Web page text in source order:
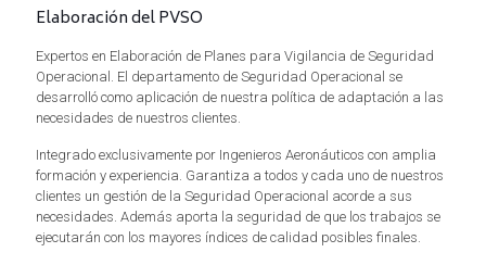
Elaboración del PVSO
Expertos en Elaboración de Planes para Vigilancia de Seguridad
Operacional. El departamento de Seguridad Operacional se
desarrolló como aplicación de nuestra política de adaptación a las
necesidades de nuestros clientes.
Integrado exclusivamente por Ingenieros Aeronáuticos con amplia
formación y experiencia. Garantiza a todos y cada uno de nuestros
clientes un gestión de la Seguridad Operacional acorde a sus
necesidades. Además aporta la seguridad de que los trabajos se
ejecutarán con los mayores índices de calidad posibles finales.